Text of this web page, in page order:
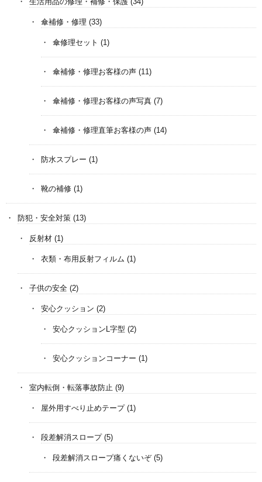
傘補修・修理 (33)
傘修理セット (1)
傘補修・修理お客様の声 (11)
傘補修・修理お客様の声写真 (7)
傘補修・修理直筆お客様の声 (14)
防水スプレー (1)
靴の補修 (1)
防犯・安全対策 (13)
反射材 (1)
衣類・布用反射フィルム (1)
子供の安全 (2)
安心クッション (2)
安心クッションL字型 (2)
安心クッションコーナー (1)
室内転倒・転落事故防止 (9)
屋外用すべり止めテープ(1)
段差解消スロープ(5)
段差解消スロープ痛くないぞ(5)